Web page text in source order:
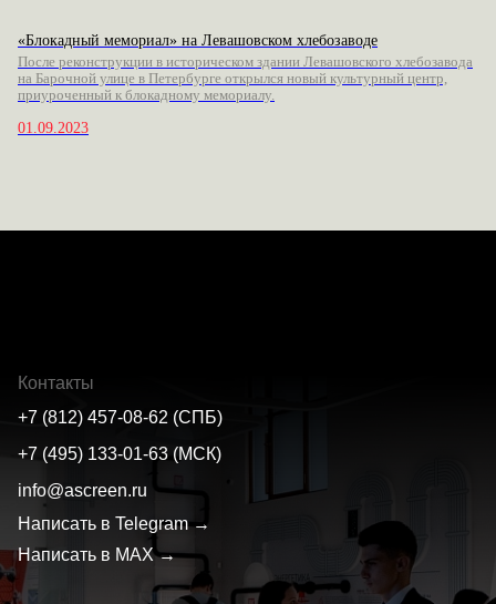
«Блокадный мемориал» на Левашовском хлебозаводе
После реконструкции в историческом здании Левашовского хлебозавода
на Барочной улице в Петербурге открылся новый культурный центр,
приуроченный к блокадному мемориалу.
01.09.2023
Контакты
+7 (812) 457-08-62 (СПБ)
+7 (495) 133-01-63 (МСК)
info@ascreen.ru
Написать в MAX →
Написать в Telegram →